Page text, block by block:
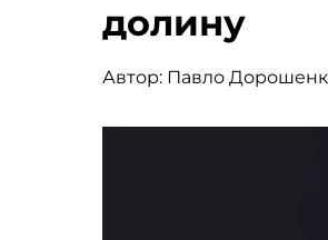
долину
Автор: Павло